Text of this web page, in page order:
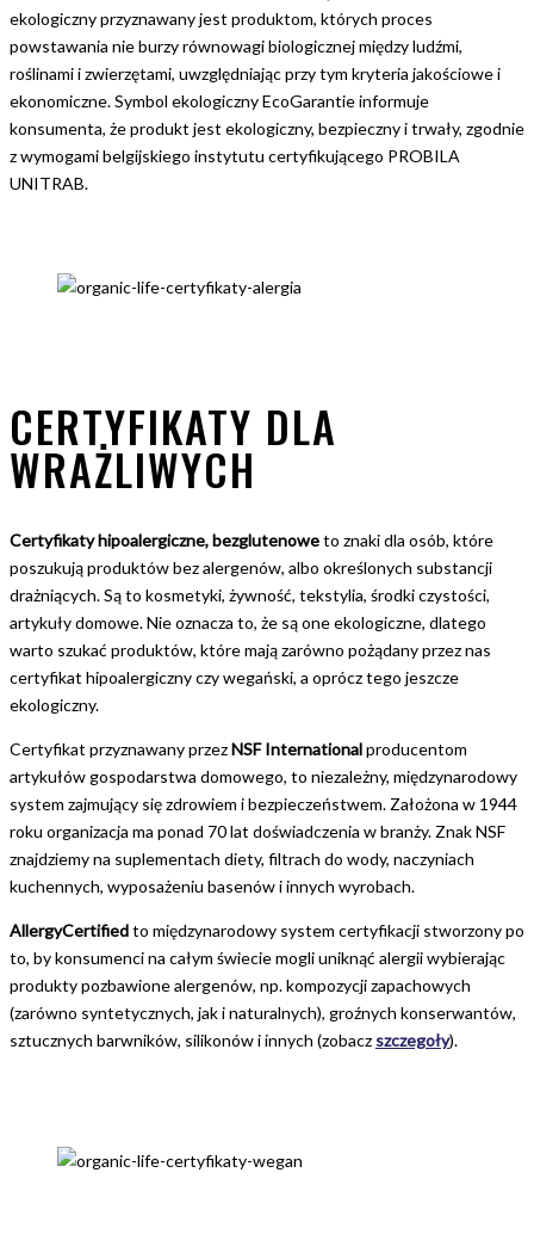
ekologiczny przyznawany jest produktom, których proces
powstawania nie burzy równowagi biologicznej między ludźmi,
roślinami i zwierzętami, uwzględniając przy tym kryteria jakościowe i
ekonomiczne. Symbol ekologiczny EcoGarantie informuje
konsumenta, że produkt jest ekologiczny, bezpieczny i trwały, zgodnie
z wymogami belgijskiego instytutu certyfikującego PROBILA
UNITRAB.
CERTYFIKATY DLA
WRAŻLIWYCH
Certyfikaty hipoalergiczne, bezglutenoweto znaki dla osób, które
poszukują produktów bez alergenów, albo określonych substancji
drażniących. Są to kosmetyki, żywność, tekstylia, środki czystości,
artykuły domowe. Nie oznacza to, że są one ekologiczne, dlatego
warto szukać produktów, które mają zarówno pożądany przez nas
certyfikat hipoalergiczny czy wegański, a oprócz tego jeszcze
ekologiczny.
Certyfikat przyznawany przezNSF Internationalproducentom
artykułów gospodarstwa domowego, to niezależny, międzynarodowy
system zajmujący się zdrowiem i bezpieczeństwem. Założona w 1944
roku organizacja ma ponad 70 lat doświadczenia w branży. Znak NSF
znajdziemy na suplementach diety, filtrach do wody, naczyniach
kuchennych, wyposażeniu basenów i innych wyrobach.
AllergyCertifiedto międzynarodowy system certyfikacji stworzony po
to, by konsumenci na całym świecie mogli uniknąć alergii wybierając
produkty pozbawione alergenów, np. kompozycji zapachowych
(zarówno syntetycznych, jak i naturalnych), groźnych konserwantów,
sztucznych barwników, silikonów i innych (zobacz szczegoły).